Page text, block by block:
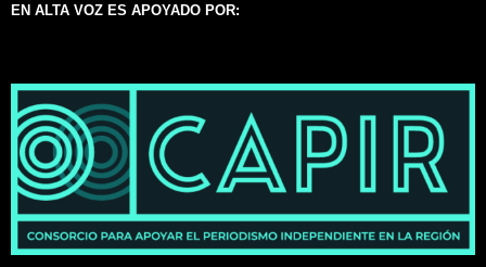
EN ALTA VOZ ES APOYADO POR: